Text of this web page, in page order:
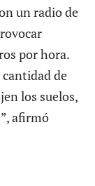
un radio de
por hora.
de
los suelos,
afirmó